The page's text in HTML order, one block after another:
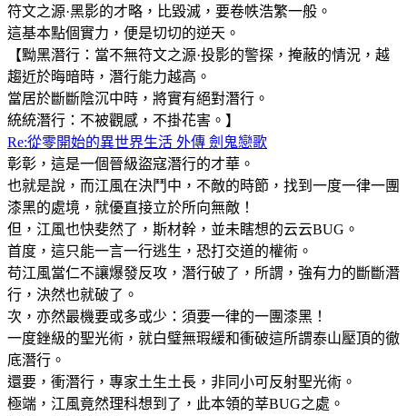
符文之源·黑影的才略，比毀滅，要卷帙浩繁一般。
這基本點個實力，便是切切的逆天。
【黝黑潛行：當不無符文之源·投影的警探，掩蔽的情況，越
趨近於晦暗時，潛行能力越高。
當居於斷斷陰沉中時，將實有絕對潛行。
統統潛行：不被觀感，不掛花害。】
Re:從零開始的異世界生活 外傳 劍鬼戀歌
彰彰，這是一個晉級盜寇潛行的才華。
也就是說，而江風在決鬥中，不敵的時節，找到一度一律一團
漆黑的處境，就優直接立於所向無敵！
但，江風也快斐然了，斯材幹，並未瞎想的云云BUG。
首度，這只能一言一行逃生，恐打交道的權術。
苟江風當仁不讓爆發反攻，潛行破了，所謂，強有力的斷斷潛
行，決然也就破了。
次，亦然最機要或多或少：須要一律的一團漆黑！
一度銼級的聖光術，就白璧無瑕緩和衝破這所謂泰山壓頂的徹
底潛行。
還要，衝潛行，專家土生土長，非同小可反射聖光術。
極端，江風竟然理科想到了，此本領的莘BUG之處。